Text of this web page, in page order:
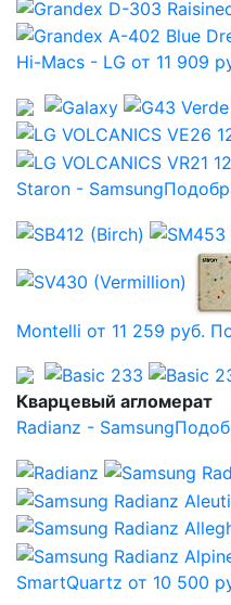
Hi-Macs - LG от 11 909
Staron - Samsung
Montelli от 11 259 руб.
Кварцевый агломерат
Radianz - Samsung
SmartQuartz от 10 500